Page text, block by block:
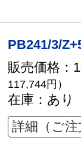
PB241/3/
販売価格：
117,744円）
在庫：あり
詳細（ご